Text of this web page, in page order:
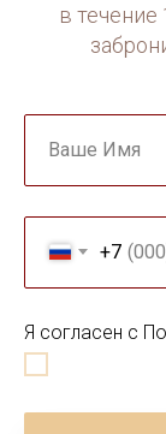
в
Ваше Имя
+7
Я согласен с